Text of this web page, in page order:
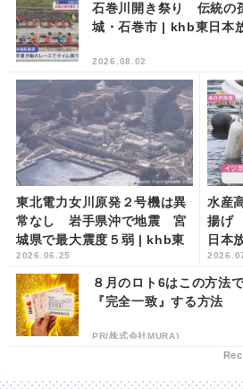
石巻川開き祭り 伝統の
城・石巻市 | khb東日本
2026.08.02
東北電力女川原発２号機は異
常なし 岩手県沖で地震 宮
城県で最大震度５弱 | khb東
日本放送
2026.06.25
水産
揚げ
日本
８月のロト6はこの方法
『完全一致』する方法
PR(株式会社MURA)